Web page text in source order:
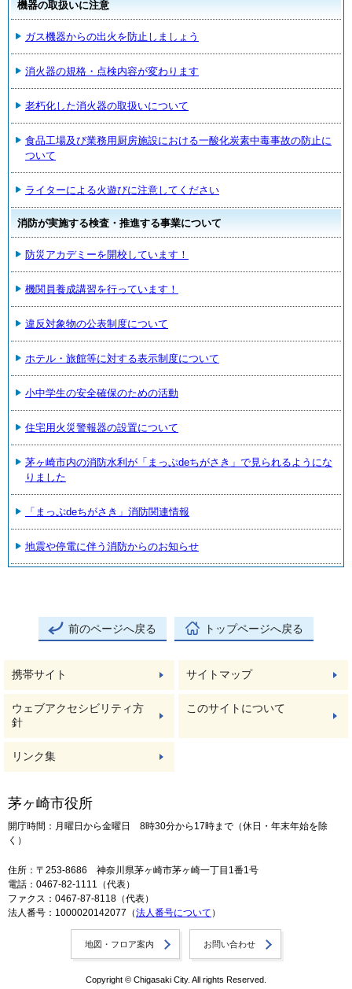
機器の取扱いに注意
ガス機器からの出火を防止しましょう
消火器の規格・点検内容が変わります
老朽化した消火器の取扱いについて
食品工場及び業務用厨房施設における一酸化炭素中毒事故の防止に
ついて
ライターによる火遊びに注意してください
消防が実施する検査・推進する事業について
防災アカデミーを開校しています！
機関員養成講習を行っています！
違反対象物の公表制度について
ホテル・旅館等に対する表示制度について
小中学生の安全確保のための活動
住宅用火災警報器の設置について
茅ヶ崎市内の消防水利が「まっぷdeちがさき」で見られるようにな
りました
「まっぷdeちがさき」消防関連情報
地震や停電に伴う消防からのお知らせ
前のページへ戻る トップページへ戻る
携帯サイト サイトマップ
ウェブアクセシビリティ方
針
このサイトについて
リンク集
茅ヶ崎市役所
開庁時間：月曜日から金曜日 8時30分から17時まで（休日・年末年始を除
く）
住所：〒253-8686 神奈川県茅ヶ崎市茅ヶ崎一丁目1番1号
電話：0467-82-1111（代表）
ファクス：0467-87-8118（代表）
法人番号：1000020142077（法人番号について ）
地図・フロア案内 お問い合わせ
Copyright © Chigasaki City. All rights Reserved.